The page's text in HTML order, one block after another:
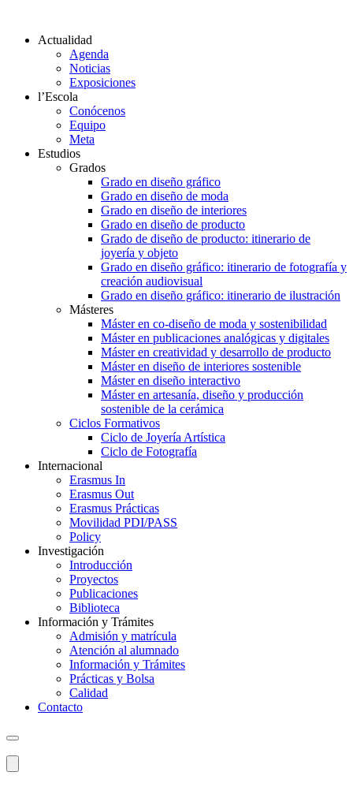
Actualidad
Agenda
Noticias
Exposiciones
l’Escola
Conócenos
Equipo
Meta
Estudios
Grados
Grado en diseño gráfico
Grado en diseño de moda
Grado en diseño de interiores
Grado en diseño de producto
Grado de diseño de producto: itinerario de
joyería y objeto
Grado en diseño gráfico: itinerario de fotografía y
creación audiovisual
Grado en diseño gráfico: itinerario de ilustración
Másteres
Máster en co-diseño de moda y sostenibilidad
Máster en publicaciones analógicas y digitales
Máster en creatividad y desarrollo de producto
Máster en diseño de interiores sostenible
Máster en diseño interactivo
Máster en artesanía, diseño y producción
sostenible de la cerámica
Ciclos Formativos
Ciclo de Joyería Artística
Ciclo de Fotografía
Internacional
Erasmus In
Erasmus Out
Erasmus Prácticas
Movilidad PDI/PASS
Policy
Investigación
Introducción
Proyectos
Publicaciones
Biblioteca
Información y Trámites
Admisión y matrícula
Atención al alumnado
Información y Trámites
Prácticas y Bolsa
Calidad
Contacto